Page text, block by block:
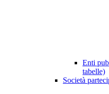
Enti
tabelle)
Società